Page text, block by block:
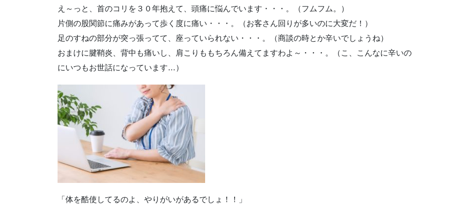
え～っと、首のコリを３０年抱えて、頭痛に悩んでいます・・・。（フムフム。）
片側の股関節に痛みがあって歩く度に痛い・・・。（お客さん回りが多いのに大変だ！）
足のすねの部分が突っ張ってて、座っていられない・・・。（商談の時とか辛いでしょうね）
おまけに腱鞘炎、背中も痛いし、肩こりももちろん備えてますわよ～・・・。（こ、こんなに辛いの
にいつもお世話になっています…）
「体を酷使してるのよ、やりがいがあるでしょ！！」